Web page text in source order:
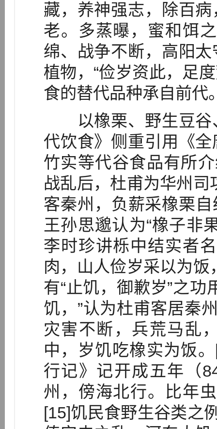
藏，养神强志，除百
老。多蒸曝，蜜和饵
绵、战争不断，高阳
植物，“俭岁资此，足
食的替代品种承自前代
以橡栗、野生豆谷
代饮食》侧重引用《
竹实等代谷食品有所
战乱后，杜甫为华州司
客秦州，负薪采橡栗
王孙思邈认为“橡子非
李时珍讲栎中结实者
肉，山人俭岁采以为饭
有“止饥，御歉岁”之功
饥，”认为杜甫客居秦
灾害不断，兵荒马乱
中，岁饥吃橡实为饭
行记》记开成五年（
州，傍海北行。比年
[15]饥民食野生谷类之